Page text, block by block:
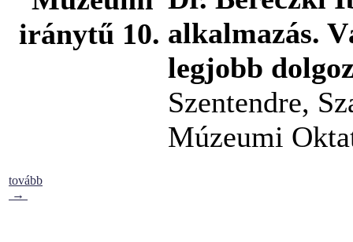
alkalmazás.
legjobb
Szentendre,
Múzeumi
tovább
→